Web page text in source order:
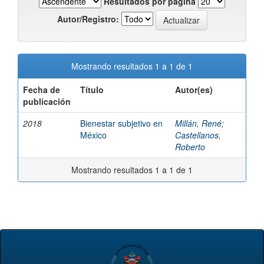
Autor/Registro:
Mostrando resultados 1 a 1 de 1
Fecha de
publicación
Título Autor(es)
2018
Bienestar subjetivo en
México
Millán, René;
Castellanos,
Roberto
Mostrando resultados 1 a 1 de 1